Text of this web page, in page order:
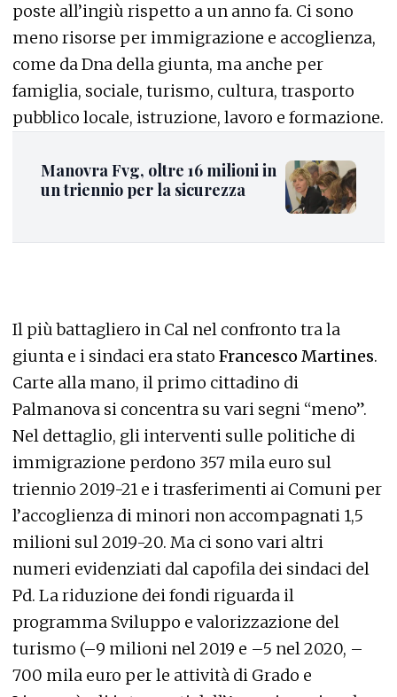
poste all’ingiù rispetto a un anno fa. Ci sono
meno risorse per immigrazione e accoglienza,
come da Dna della giunta, ma anche per
famiglia, sociale, turismo, cultura, trasporto
pubblico locale, istruzione, lavoro e formazione.
Manovra Fvg, oltre 16 milioni in
un triennio per la sicurezza
Il più battagliero in Cal nel confronto tra la
giunta e i sindaci era stato Francesco Martines.
Carte alla mano, il primo cittadino di
Palmanova si concentra su vari segni “meno”.
Nel dettaglio, gli interventi sulle politiche di
immigrazione perdono 357 mila euro sul
triennio 2019-21 e i trasferimenti ai Comuni per
l’accoglienza di minori non accompagnati 1,5
milioni sul 2019-20. Ma ci sono vari altri
numeri evidenziati dal capofila dei sindaci del
Pd. La riduzione dei fondi riguarda il
programma Sviluppo e valorizzazione del
turismo (–9 milioni nel 2019 e –5 nel 2020, –
700 mila euro per le attività di Grado e